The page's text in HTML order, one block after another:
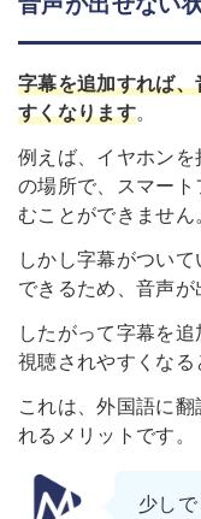
字幕を追加すれば、
すくなります。
例えば、イヤホン
の場所で、スマー
むことができません
しかし字幕がつい
できるため、音声が
したがって字幕を
視聴されやすくなる
これは、外国語に
れるメリットです。
少し